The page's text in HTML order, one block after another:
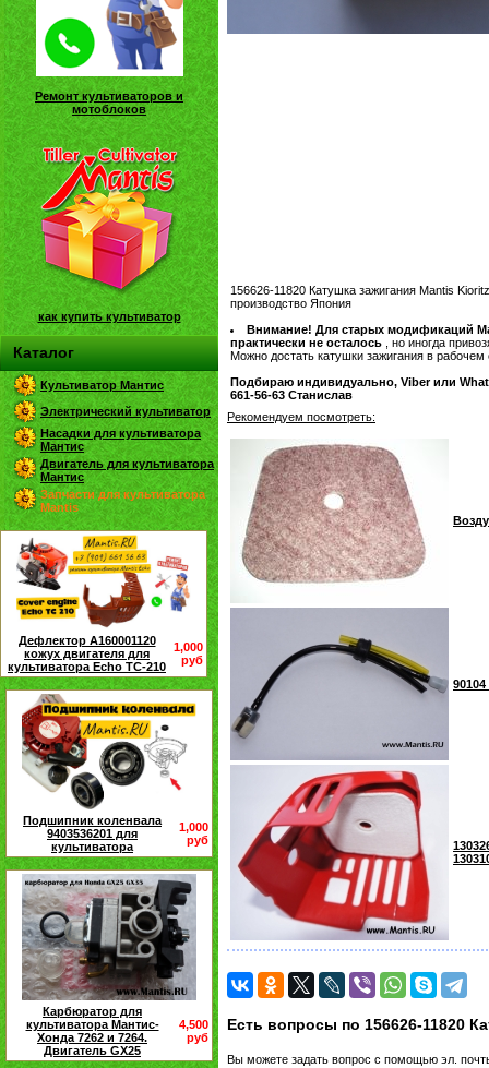
Ремонт культиваторов и
мотоблоков
как купить культиватор
Каталог
Культиватор Мантис
Электрический культиватор
Насадки для культиватора
Мантис
Двигатель для культиватора
Мантис
Запчасти для культиватора
Mantis
Дефлектор A160001120
кожух двигателя для
культиватора Echo TC-210
1,000
руб
Подшипник коленвала
9403536201 для
культиватора
1,000
руб
Карбюратор для
культиватора Мантис-
Хонда 7262 и 7264.
Двигатель GX25
4,500
руб
156626-11820 Катушка зажигания Mantis
производство Япония
Внимание! Для старых модификаций
практически не осталось
, но иногда
Можно достать катушки зажигания в рабочем
Подбираю индивидуально, Viber или
661-56-63 Станислав
Рекомендуем посмотреть:
Есть вопросы по 156626-11820
Вы можете задать вопрос с помощью эл.